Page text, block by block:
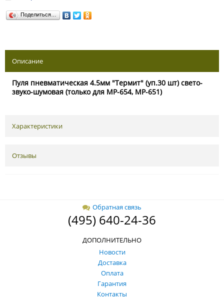
Поделиться…
Описание
Пуля пневматическая 4.5мм "Термит" (уп.30 шт) свето-
звуко-шумовая (только для МР-654, МР-651)
Характеристики
Отзывы
Обратная связь
(495) 640-24-36
ДОПОЛНИТЕЛЬНО
Новости
Доставка
Оплата
Гарантия
Контакты